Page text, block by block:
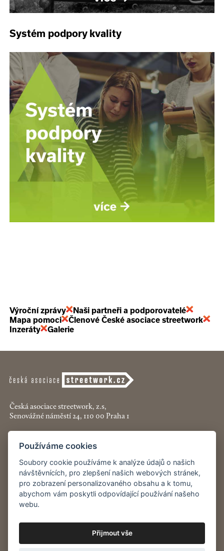
Systém podpory kvality
Výroční zprávy
Naši partneři a podporovatelé
Mapa pomoci
Členové České asociace streetwork
Inzeráty
Galerie
Česká asociace streetwork, z.s,
Senovážné náměstí 24, 110 00 Praha 1
+420 774 913 777
asociace@streetwork.cz
Nastavení cookies
Restartshop.cz
Pracenaulici.cz
Odběr
Používáme cookies
Soubory cookie používáme k analýze údajů o našich
návštěvnících, pro zlepšení našich webových stránek,
pro zobrazení personalizovaného obsahu a k tomu,
abychom vám poskytli odpovídající používání našeho
webu.
Přijmout vše